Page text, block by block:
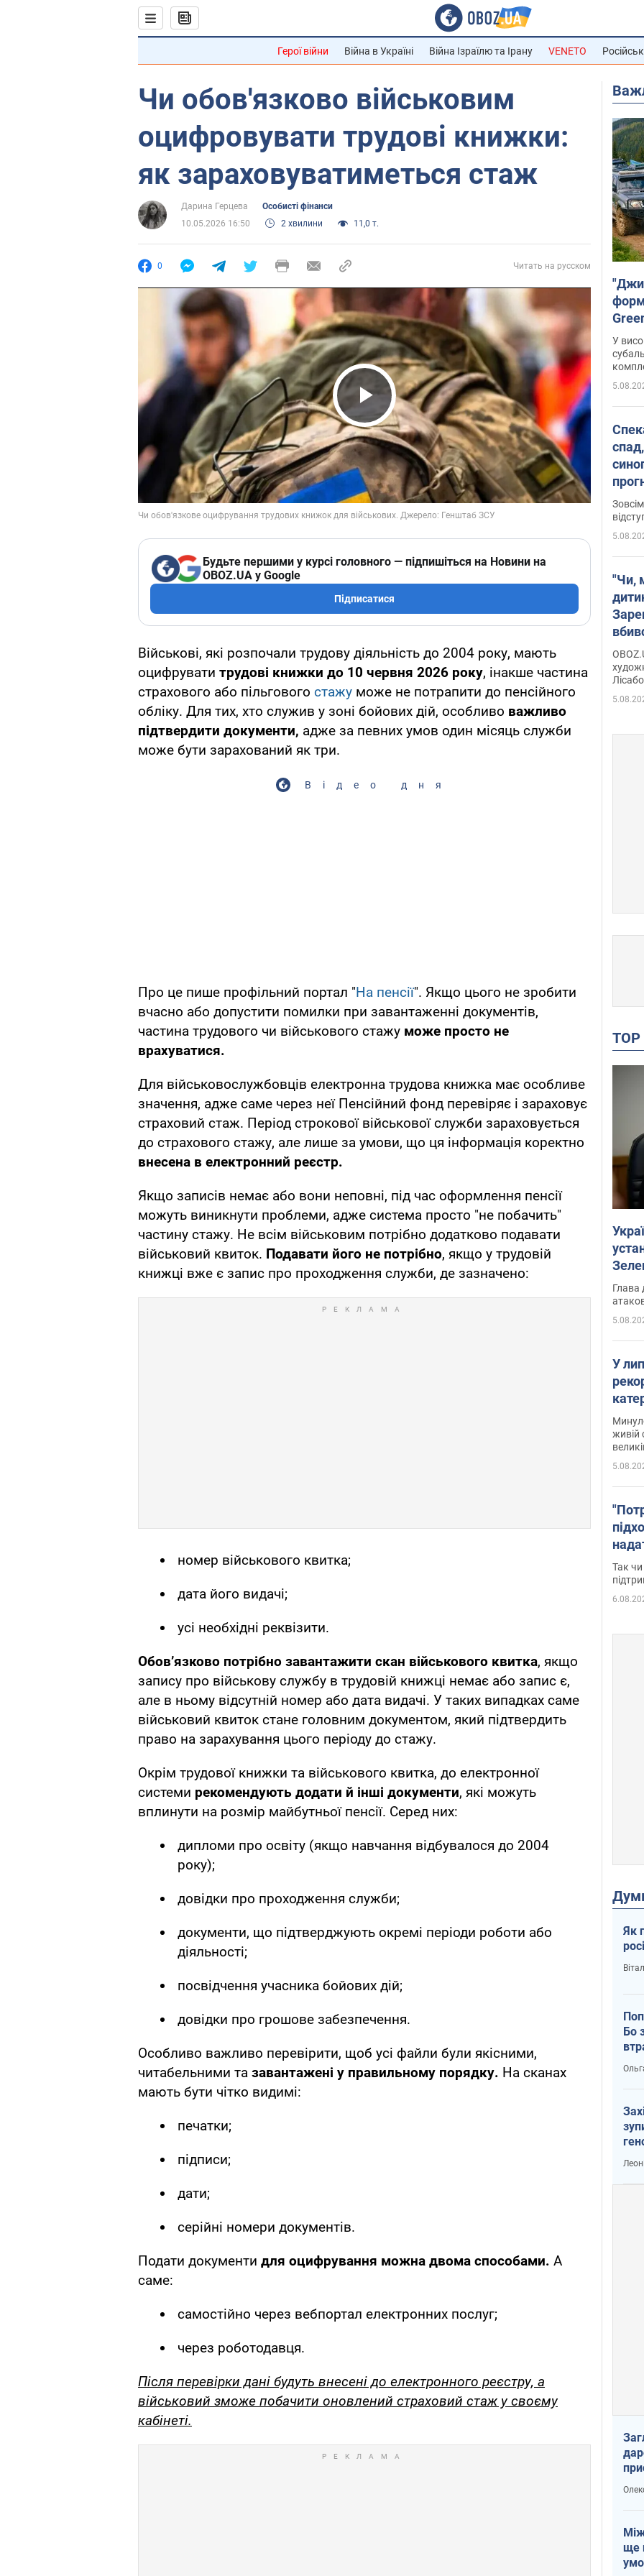
Герої війни Війна в Україні Війна Ізраїлю та Ірану VENETO
Чи обов'язково військовим
оцифровувати трудові книжки:
як зараховуватиметься стаж
Дарина Герцева
Особисті фінанси
10.05.2026 16:50
2 хвилини 11,0 т.
0 Читать на русском
Play Video
Будьте першими у курсі головного — підпишіться на Новини на
OBOZ.UA у Google
Підписатися
Військові, які розпочали трудову діяльність до 2004 року, мають
оцифрувати трудові книжки до 10 червня 2026 року, інакше частина
страхового або пільгового стажу може не потрапити до пенсійного
обліку. Для тих, хто служив у зоні бойових дій, особливо важливо
підтвердити документи, адже за певних умов один місяць служби
може бути зарахований як три.
Відео дня
Про це пише профільний портал "На пенсії". Якщо цього не зробити
вчасно або допустити помилки при завантаженні документів,
частина трудового чи військового стажу може просто не
врахуватися.
Для військовослужбовців електронна трудова книжка має особливе
значення, адже саме через неї Пенсійний фонд перевіряє і зараховує
страховий стаж. Період строкової військової служби зараховується
до страхового стажу, але лише за умови, що ця інформація коректно
внесена в електронний реєстр.
Якщо записів немає або вони неповні, під час оформлення пенсії
можуть виникнути проблеми, адже система просто "не побачить"
частину стажу. Не всім військовим потрібно додатково подавати
військовий квиток. Подавати його не потрібно, якщо у трудовій
книжці вже є запис про проходження служби, де зазначено:
номер військового квитка;
дата його видачі;
усі необхідні реквізити.
Обов’язково потрібно завантажити скан військового квитка, якщо
запису про військову службу в трудовій книжці немає або запис є,
але в ньому відсутній номер або дата видачі. У таких випадках саме
військовий квиток стане головним документом, який підтвердить
право на зарахування цього періоду до стажу.
Окрім трудової книжки та військового квитка, до електронної
системи рекомендують додати й інші документи, які можуть
вплинути на розмір майбутньої пенсії. Серед них:
дипломи про освіту (якщо навчання відбувалося до 2004
року);
довідки про проходження служби;
документи, що підтверджують окремі періоди роботи або
діяльності;
посвідчення учасника бойових дій;
довідки про грошове забезпечення.
Особливо важливо перевірити, щоб усі файли були якісними,
читабельними та завантажені у правильному порядку. На сканах
мають бути чітко видимі:
печатки;
підписи;
дати;
серійні номери документів.
Подати документи для оцифрування можна двома способами. А
саме:
самостійно через вебпортал електронних послуг;
через роботодавця.
Після перевірки дані будуть внесені до електронного реєстру, а
військовий зможе побачити оновлений страховий стаж у своєму
кабінеті.
У
"Чи,
в
Глава
У
живій
Так чи
Як
Бо
ще